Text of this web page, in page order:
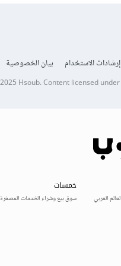
إرشادات الاستخدام بيان الخصوصية
Hsoub.Content licensed under